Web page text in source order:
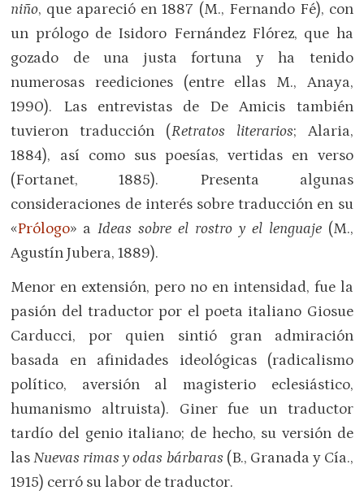
niño, que apareció en 1887 (M., Fernando Fé), con
un prólogo de Isidoro Fernández Flórez, que ha
gozado de una justa fortuna y ha tenido
numerosas reediciones (entre ellas M., Anaya,
1990). Las entrevistas de De Amicis también
tuvieron traducción (Retratos literarios; Alaria,
1884), así como sus poesías, vertidas en verso
(Fortanet, 1885). Presenta algunas
consideraciones de interés sobre traducción en su
«Prólogo» aIdeas sobre el rostro y el lenguaje(M.,
Agustín Jubera, 1889).
Menor en extensión, pero no en intensidad, fue la
pasión del traductor por el poeta italiano Giosue
Carducci, por quien sintió gran admiración
basada en afinidades ideológicas (radicalismo
político, aversión al magisterio eclesiástico,
humanismo altruista). Giner fue un traductor
tardío del genio italiano; de hecho, su versión de
lasNuevas rimas y odas bárbaras (B., Granada y Cía.,
1915) cerró su labor de traductor.